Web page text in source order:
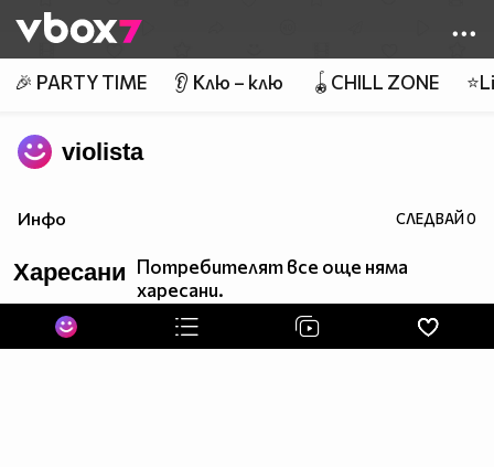
👾
🎉 PARTY TIME 👂 Клю – клю 🪀CHILL ZONE
violista
Инфо СЛЕДВАЙ0
Харесани Потребителят все още няма
харесани.